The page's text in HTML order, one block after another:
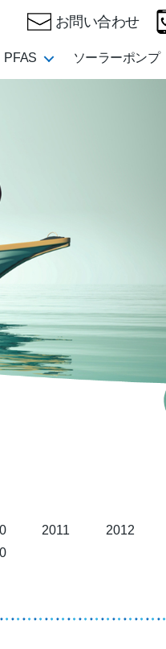
PFAS ソーラーポンプ
お問い合わせ
2011
2012